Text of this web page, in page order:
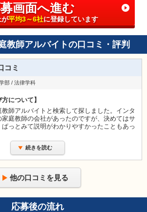
画面へ進む
が平均3～6社に登録しています
教師アルバイトの口コミ・評判
コミ
部 / 法律学科
について】
師アルバイトと検索して探しました。インタ
庭教師の会社があったのですが、決めてはサ
っとみて説明がわかりやすかったこともあっ
続きを読む
他の口コミを見る
応募後の流れ